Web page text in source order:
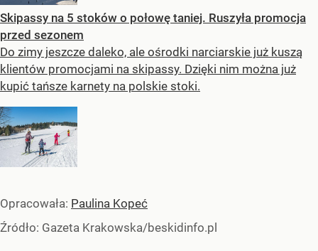
Skipassy na 5 stoków o połowę taniej. Ruszyła promocja
przed sezonem
Do zimy jeszcze daleko, ale ośrodki narciarskie już kuszą
klientów promocjami na skipassy. Dzięki nim można już
kupić tańsze karnety na polskie stoki.
Opracowała: Paulina Kopeć
Źródło: Gazeta Krakowska/beskidinfo.pl